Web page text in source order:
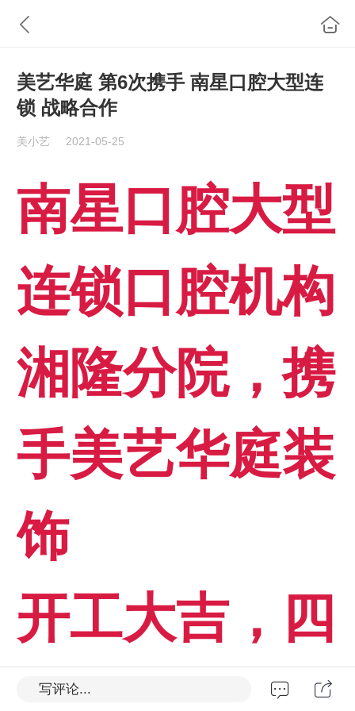
美艺华庭 第6次携手 南星口腔大型连
锁 战略合作
美小艺 2021-05-25
南星口腔大型
连锁口腔机构
湘隆分院，携
手美艺华庭装
饰
开工大吉，四
写评论...